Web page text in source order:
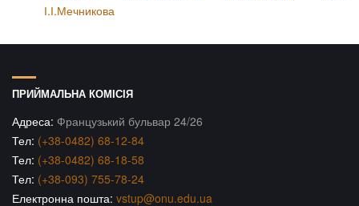
І.І.Мечникова
ПРИЙМАЛЬНА КОМІСІЯ
Адреса: Французький бульвар 24/26
Тел: (+38-0482) 68-12-84
Тел: (+38-0482) 68-18-58
Тел: (+38-093) 755-78-24
Електронна пошта: vstup@onu.edu.ua